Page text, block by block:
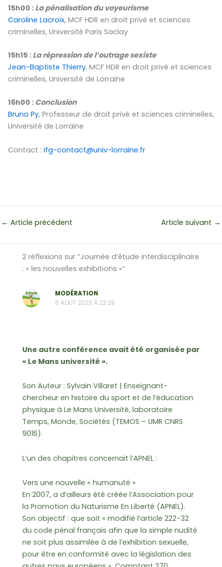
15h00 : La pénalisation du voyeurisme
Caroline Lacroix, MCF HDR en droit privé et sciences
criminelles, Université Paris Saclay
15h15 : La répression de l’outrage sexiste
Jean-Baptiste Thierry, MCF HDR en droit privé et sciences
criminelles, Université de Lorraine
16h00 : Conclusion
Bruno Py, Professeur de droit privé et sciences criminelles,
Université de Lorraine
Contact : ifg-contact@univ-lorraine.fr
← Article précédent Article suivant →
2 réflexions sur “Journée d’étude interdisciplinaire
: « les nouvelles exhibitions »”
MODÉRATION
6 AOÛT 2023 À 23:29
Une autre conférence avait été organisée par
« Le Mans université ».
Son Auteur : Sylvain Villaret | Enseignant-
chercheur en histoire du sport et de l’éducation
physique à Le Mans Université, laboratoire
Temps, Monde, Sociétés (TEMOS – UMR CNRS
9016).
L’un des chapitres concernait l’APNEL :
Vers une nouvelle « humanuté »
En 2007, a d’ailleurs été créée l’Association pour
la Promotion du Naturisme En Liberté (APNEL).
Son objectif : que soit « modifié l’article 222-32
du code pénal français afin que la simple nudité
ne soit plus assimilée à de l’exhibition sexuelle,
pour être en conformité avec la législation des